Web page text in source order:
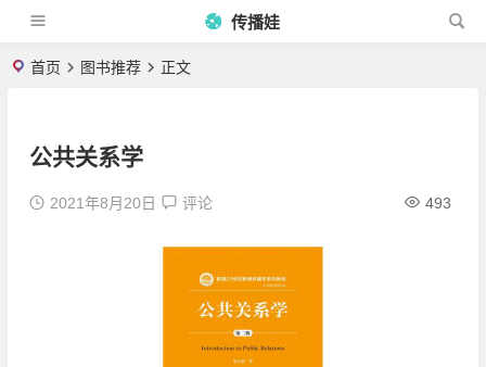
传播娃
首页 图书推荐 正文
公共关系学
2021年8月20日 评论 493